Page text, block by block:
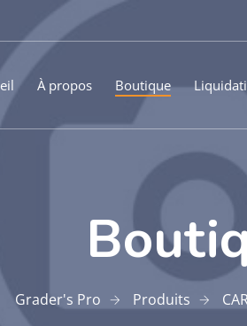
À propos Boutique
Grader's Pro Produits